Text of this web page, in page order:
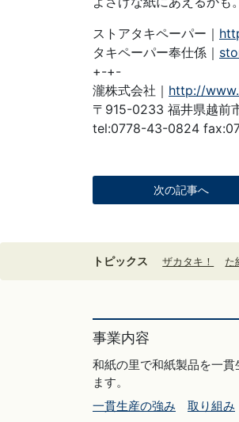
ストアタキペーパー｜
タキペーパー奉仕係｜
+-+-
瀧株式会社｜ http://
〒915-0233 福井県越前
tel:0778-43-0824
次の記事へ
トピックス ザカタキ！ た
事業内容
和紙の里で和紙製品を一貫
ます。
一貫生産の強み
取り組み